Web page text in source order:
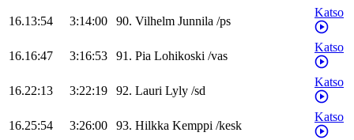
16.13:54 3:14:00 90. Vilhelm Junnila /ps
Katso
16.16:47 3:16:53 91. Pia Lohikoski /vas
Katso
16.22:13 3:22:19 92. Lauri Lyly /sd
Katso
16.25:54 3:26:00 93. Hilkka Kemppi /kesk
Katso